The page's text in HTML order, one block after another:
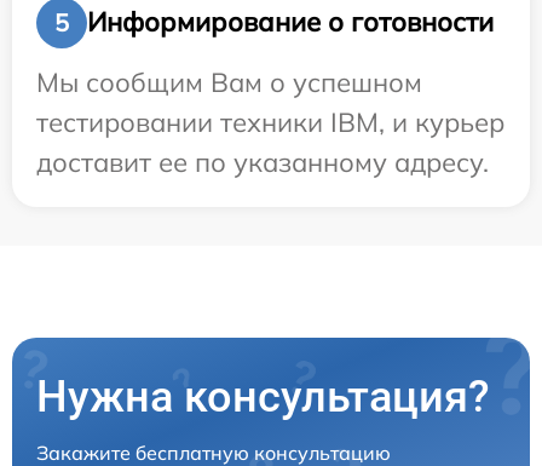
5
Информирование о готовности
Мы сообщим Вам о успешном
тестировании техники IBM, и курьер
доставит ее по указанному адресу.
Нужна консультация?
Закажите бесплатную консультацию